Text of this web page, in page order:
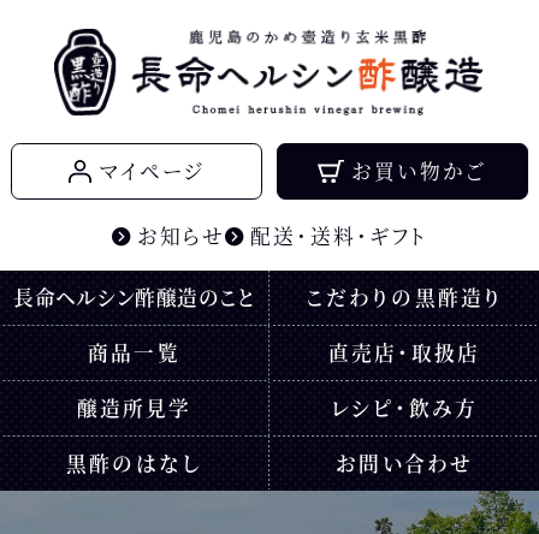
鹿児島のかめ壺造り玄米黒酢
長命ヘルシン酢醸造
お知らせ 配送・送料・ギフト
マイページ お買い物かご
長命ヘルシン酢醸造のこと
こだわりの黒酢造り
商品一覧
直売店・取扱店
醸造所見学
レシピ・飲み方
黒酢のはなし
お問い合わせ